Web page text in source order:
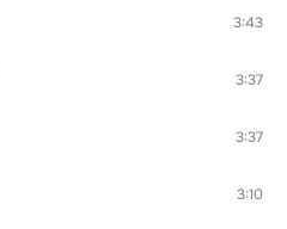
3:43
3:37
3:37
3:10